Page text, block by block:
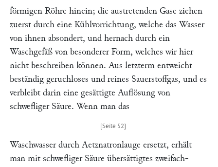
förmigen Röhre hinein; die austretenden Gase ziehen
zuerst durch eine Kühlvorrichtung, welche das Wasser
von ihnen absondert, und hernach durch ein
Waschgefäß von besonderer Form, welches wir hier
nicht beschreiben können. Aus letzterm entweicht
beständig geruchloses und reines Sauerstoffgas, und es
verbleibt darin eine gesättigte Auflösung von
schwefliger Säure. Wenn man das
Waschwasser durch Aetznatronlauge ersetzt, erhält
man mit schwefliger Säure übersättigtes zweifach-